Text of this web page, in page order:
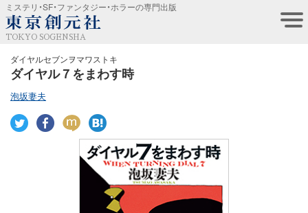
ミステリ・SF・ファンタジー・ホラーの専門出版
TOKYO SOGENSHA
ダイヤルセブンヲマワストキ
ダイヤル７をまわす時
泡坂妻夫